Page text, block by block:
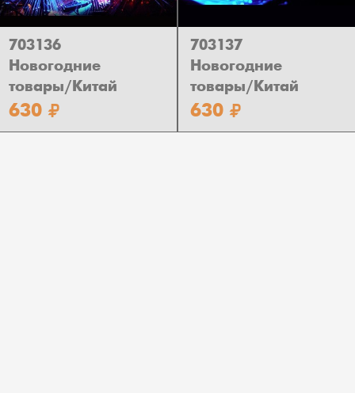
703136
Новогодние
товары/Китай
630
703137
Новогодние
товары/Китай
630